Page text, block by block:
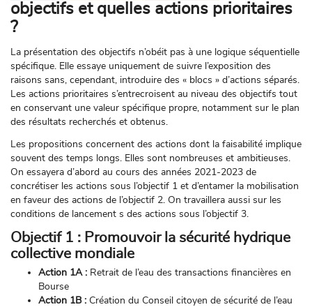
objectifs et quelles actions prioritaires
?
La présentation des objectifs n’obéit pas à une logique séquentielle
spécifique. Elle essaye uniquement de suivre l’exposition des
raisons sans, cependant, introduire des « blocs » d’actions séparés.
Les actions prioritaires s’entrecroisent au niveau des objectifs tout
en conservant une valeur spécifique propre, notamment sur le plan
des résultats recherchés et obtenus.
Les propositions concernent des actions dont la faisabilité implique
souvent des temps longs. Elles sont nombreuses et ambitieuses.
On essayera d’abord au cours des années 2021-2023 de
concrétiser les actions sous l’objectif 1 et d’entamer la mobilisation
en faveur des actions de l’objectif 2. On travaillera aussi sur les
conditions de lancement s des actions sous l’objectif 3.
Objectif 1 : Promouvoir la sécurité hydrique
collective mondiale
Action 1A : Retrait de l’eau des transactions financières en
Bourse
Action 1B : Création du Conseil citoyen de sécurité de l’eau